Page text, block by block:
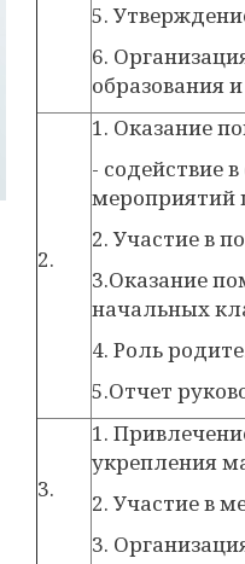
5.
6.
образования
2.
1. Оказание
- содействие
мероприятий
2. Участие в
3.Оказание
начальных
4. Роль
5.Отчет
3.
1.
укрепления
2. Участие в
3.